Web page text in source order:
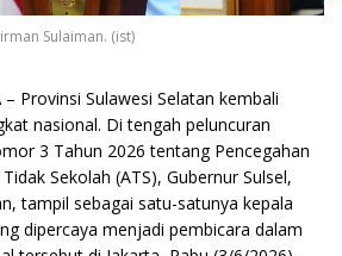
Sulaiman. (ist)
– Provinsi Sulawesi Selatan kembali
nasional. Di tengah peluncuran
3 Tahun 2026 tentang Pencegahan
Sekolah (ATS), Gubernur Sulsel,
tampil sebagai satu-satunya kepala
dipercaya menjadi pembicara dalam